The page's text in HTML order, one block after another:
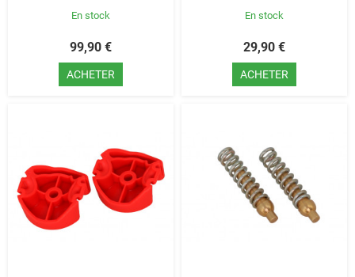
En stock
99,90 €
ACHETER
En stock
29,90 €
ACHETER